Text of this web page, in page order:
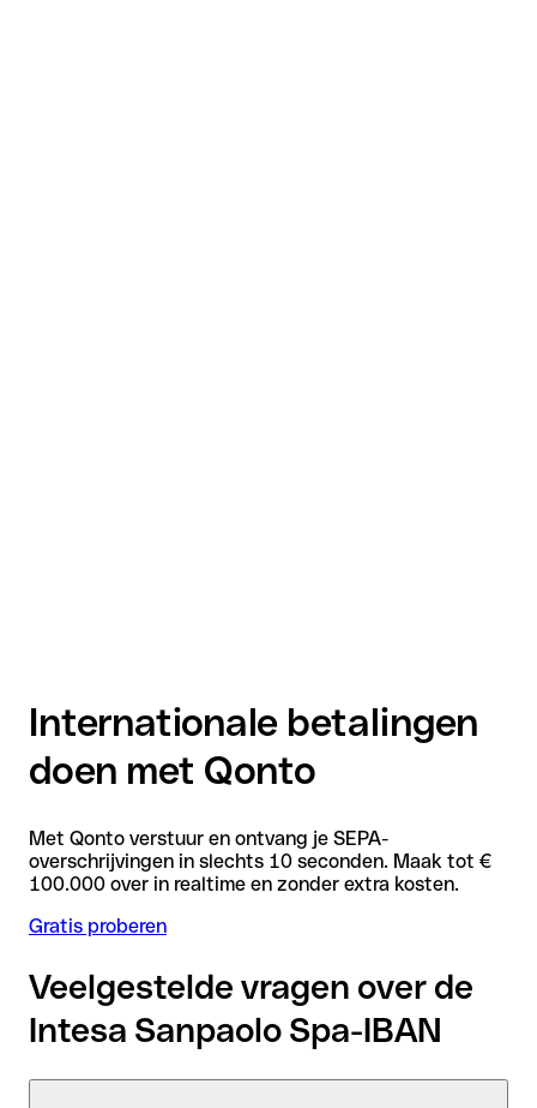
Internationale betalingen
doen met Qonto
Met Qonto verstuur en ontvang je SEPA-
overschrijvingen in slechts 10 seconden. Maak tot €
100.000 over in realtime en zonder extra kosten.
Gratis proberen
Veelgestelde vragen over de
Intesa Sanpaolo Spa-IBAN